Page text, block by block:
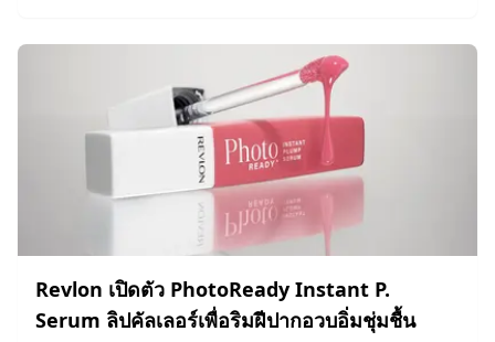
Revlon เปิดตัว PhotoReady Instant P.
Serum ลิปคัลเลอร์เพื่อริมฝีปากอวบอิ่มชุ่มชื้น